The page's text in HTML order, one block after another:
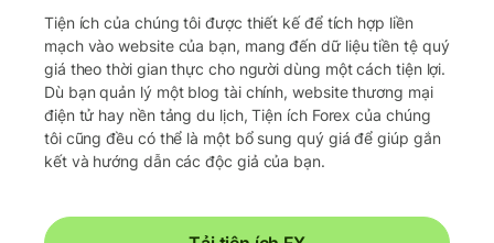
Tiện ích của chúng tôi được thiết kế để tích hợp liền
mạch vào website của bạn, mang đến dữ liệu tiền tệ quý
giá theo thời gian thực cho người dùng một cách tiện lợi.
Dù bạn quản lý một blog tài chính, website thương mại
điện tử hay nền tảng du lịch, Tiện ích Forex của chúng
tôi cũng đều có thể là một bổ sung quý giá để giúp gắn
kết và hướng dẫn các độc giả của bạn.